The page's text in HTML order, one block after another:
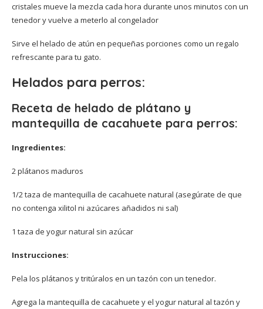
cristales mueve la mezcla cada hora durante unos minutos con un
tenedor y vuelve a meterlo al congelador
Sirve el helado de atún en pequeñas porciones como un regalo
refrescante para tu gato.
Helados para perros:
Receta de helado de plátano y
mantequilla de cacahuete para perros:
Ingredientes:
2 plátanos maduros
1/2 taza de mantequilla de cacahuete natural (asegúrate de que
no contenga xilitol ni azúcares añadidos ni sal)
1 taza de yogur natural sin azúcar
Instrucciones:
Pela los plátanos y tritúralos en un tazón con un tenedor.
Agrega la mantequilla de cacahuete y el yogur natural al tazón y